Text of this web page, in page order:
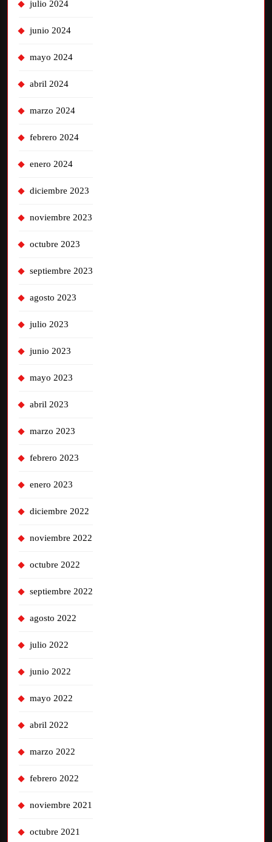
julio 2024
junio 2024
mayo 2024
abril 2024
marzo 2024
febrero 2024
enero 2024
diciembre 2023
noviembre 2023
octubre 2023
septiembre 2023
agosto 2023
julio 2023
junio 2023
mayo 2023
abril 2023
marzo 2023
febrero 2023
enero 2023
diciembre 2022
noviembre 2022
octubre 2022
septiembre 2022
agosto 2022
julio 2022
junio 2022
mayo 2022
abril 2022
marzo 2022
febrero 2022
noviembre 2021
octubre 2021